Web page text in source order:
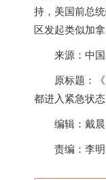
持，美国前总
区发起类似加
来源：中国
原标题：《
都进入紧急状态
编辑：戴晨
责编：李明